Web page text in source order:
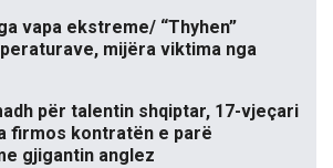
vapa ekstreme/ “Thyhen”
mijëra viktima nga
për talentin shqiptar, 17-vjeçari
firmos kontratën e parë
gjigantin anglez